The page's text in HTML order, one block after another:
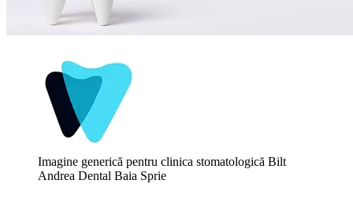
Imagine generică pentru clinica stomatologică Bilt
Andrea Dental Baia Sprie